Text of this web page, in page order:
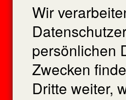
Wir
persönlichen
Zwecken
Dritte weiter,